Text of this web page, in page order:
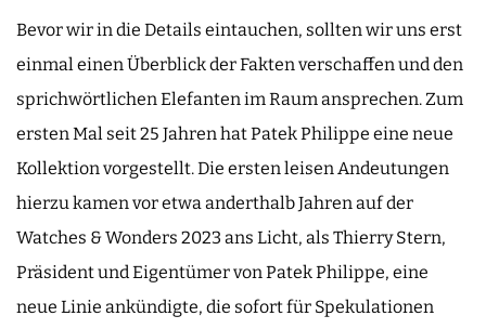
Bevor wir in die Details eintauchen, sollten wir uns erst
einmal einen Überblick der Fakten verschaffen und den
sprichwörtlichen Elefanten im Raum ansprechen. Zum
ersten Mal seit 25 Jahren hat Patek Philippe eine neue
Kollektion vorgestellt. Die ersten leisen Andeutungen
hierzu kamen vor etwa anderthalb Jahren auf der
Watches & Wonders 2023 ans Licht, als Thierry Stern,
Präsident und Eigentümer von Patek Philippe, eine
neue Linie ankündigte, die sofort für Spekulationen